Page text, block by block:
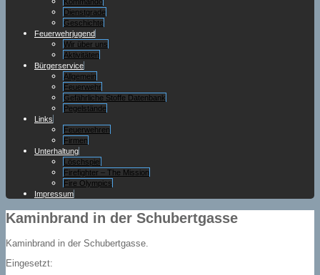
Dienstgrade
Geschichte
Feuerwehrjugend
Wir über uns
Aktivitäten
Bürgerservice
Allgemein
Feuerwehr
Gefährliche Stoffe Datenbank
Pegelstände
Links
Feuerwehren
Firmen
Unterhaltung
Löschspiel
Firefighter – The Mission
Fire Olympics
Impressum
Kaminbrand in der Schubertgasse
Kaminbrand in der Schubertgasse.
Eingesetzt: